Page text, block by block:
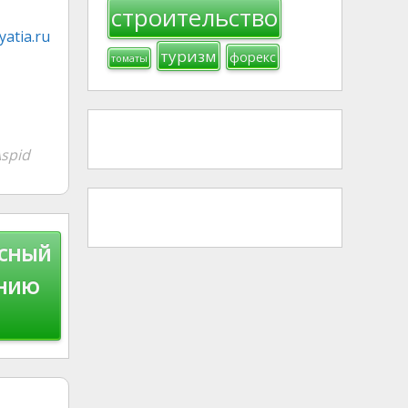
строительство
томаты туризм форекс